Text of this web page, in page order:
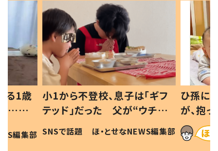
る1歳
…母
現行
編集部
小1から不登校、息子は「ギフ
テッド」だった 父が“ウチ給
食”を作り続ける理由とは #令
和の親 #令和の子
SNSで話題 ほ・とせなNEWS編集部
ひ孫に
が、抱
に「涙
方ない」